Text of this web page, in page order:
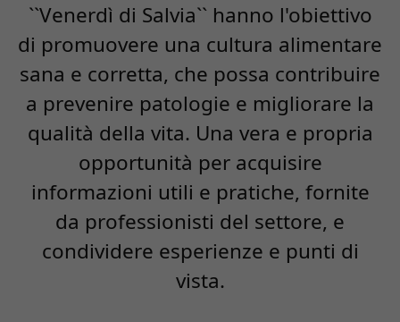
``Venerdì di Salvia`` hanno l'obiettivo
di promuovere una cultura alimentare
sana e corretta, che possa contribuire
a prevenire patologie e migliorare la
qualità della vita. Una vera e propria
opportunità per acquisire
informazioni utili e pratiche, fornite
da professionisti del settore, e
condividere esperienze e punti di
vista.